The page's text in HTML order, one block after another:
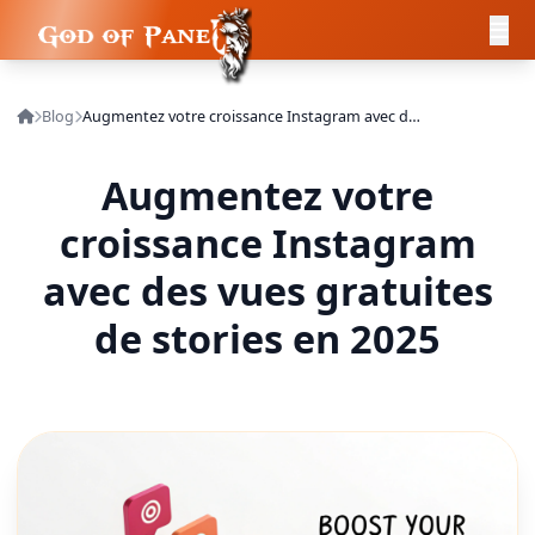
Blog Augmentez votre croissance Instagram avec des vues gratuites de stories en 2025
Augmentez votre
croissance Instagram
avec des vues gratuites
de stories en 2025